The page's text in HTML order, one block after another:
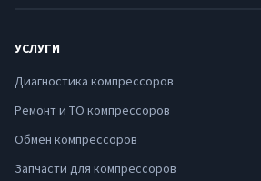
УСЛУГИ
Диагностика компрессоров
Ремонт и ТО компрессоров
Обмен компрессоров
Запчасти для компрессоров